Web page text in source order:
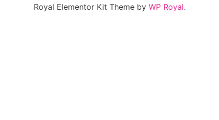
Royal Elementor Kit Theme by WP Royal.